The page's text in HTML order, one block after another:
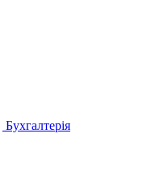
Бухгалтерія